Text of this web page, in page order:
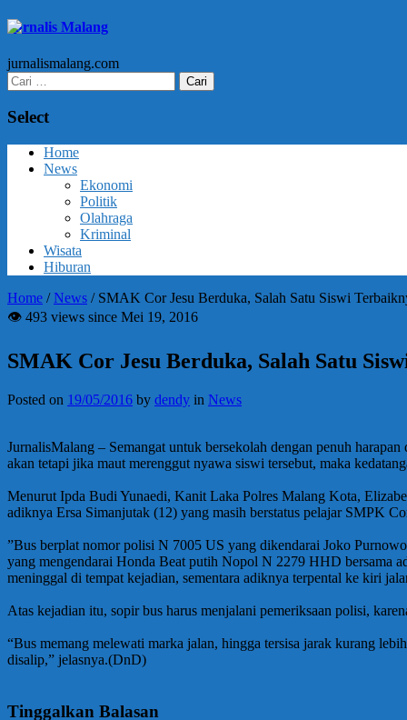
Jurnalis Malang
jurnalismalang.com
Cari
untuk:
Select
Home
News
Ekonomi
Politik
Olahraga
Kriminal
Wisata
Hiburan
Home /News / SMAK Cor Jesu Berduka, Salah Satu Siswi
👁 493 views since Mei 19, 2016
SMAK Cor Jesu Berduka, Salah Satu
Posted on 19/05/2016 by dendy in News
JurnalisMalang – Semangat untuk bersekolah dengan penuh
akan tetapi jika maut merenggut nyawa siswi tersebut, maka
‌Menurut Ipda Budi Yunaedi, Kanit Laka Polres Malang Kota,
adiknya Ersa Simanjutak (12) yang masih berstatus pelajar SMPK
‌”Bus berplat nomor polisi N 7005 US yang dikendarai Joko
yang mengendarai Honda Beat putih Nopol N 2279 HHD bersama
meninggal di tempat kejadian, sementara adiknya terpental ke kiri
‌Atas kejadian itu, sopir bus harus menjalani pemeriksaan polisi,
“Bus memang melewati marka jalan, hingga tersisa jarak kurang
disalip,” jelasnya.(DnD)
Tinggalkan Balasan